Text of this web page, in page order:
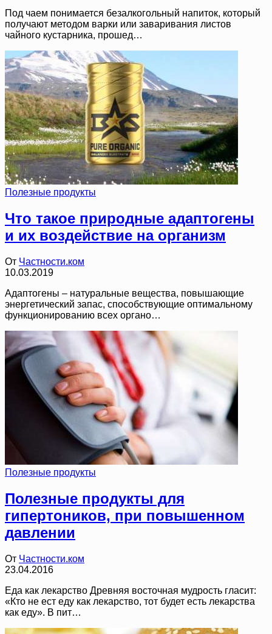
Под чаем понимается безалкогольный напиток, который
получают методом варки или заваривания листов
чайного кустарника, прошед…
Полезные продукты
Что такое природные адаптогены
и их воздействие на организм
От Частности.ком
10.03.2019
Адаптогены – натуральные вещества, повышающие
энергетический запас, способствующие оптимальному
функционированию всех органо…
Полезные продукты
Полезные продукты для
гипертоников, при повышенном
давлении
От Частности.ком
23.04.2016
Еда как лекарство Древняя восточная мудрость гласит:
«Кто не ест еду как лекарство, тот будет есть лекарства
как еду». В пит…